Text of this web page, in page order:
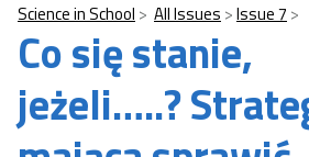
Science in School All Issues Issue 7
Co się stanie,
jeżeli…..?